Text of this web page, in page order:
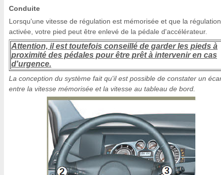
Conduite
Lorsqu'une vitesse de régulation est mémorisée et que la
activée, votre pied peut être enlevé de la pédale d'accélérateur.
Attention, il est toutefois conseillé de garder les pieds à
proximité des pédales pour être prêt à intervenir en cas
d'urgence.
La conception du système fait qu'il est possible de constater un
entre la vitesse mémorisée et la vitesse au tableau de bord.